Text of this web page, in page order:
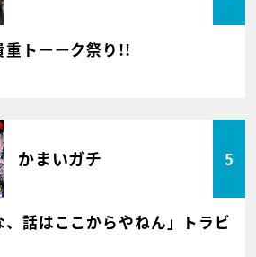
重トーーク祭り!!
かまいガチ 5
話はここからやねん」トラビ